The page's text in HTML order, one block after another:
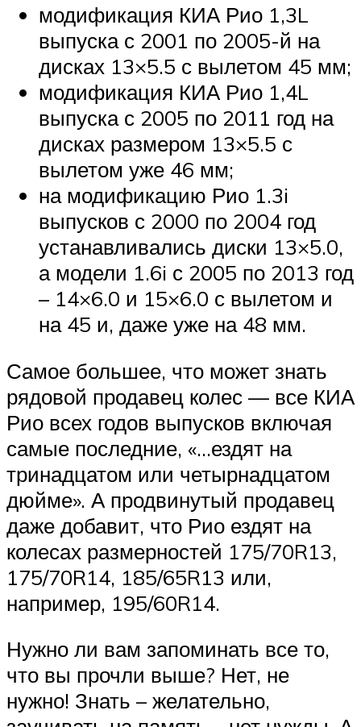
модификация КИА Рио 1,3L
выпуска с 2001 по 2005-й на
дисках 13×5.5 с вылетом 45 мм;
модификация КИА Рио 1,4L
выпуска с 2005 по 2011 год на
дисках размером 13×5.5 с
вылетом уже 46 мм;
на модификацию Рио 1.3i
выпусков с 2000 по 2004 год
устанавливались диски 13×5.0,
а модели 1.6i с 2005 по 2013 год
– 14×6.0 и 15×6.0 с вылетом и
на 45 и, даже уже на 48 мм.
Самое большее, что может знать
рядовой продавец колес — все КИА
Рио всех годов выпусков включая
самые последние, «…ездят на
тринадцатом или четырнадцатом
дюйме». А продвинутый продавец
даже добавит, что Рио ездят на
колесах размерностей 175/70R13,
175/70R14, 185/65R13 или,
например, 195/60R14.
Нужно ли вам запоминать все то,
что вы прочли выше? Нет, не
нужно! Знать – желательно,